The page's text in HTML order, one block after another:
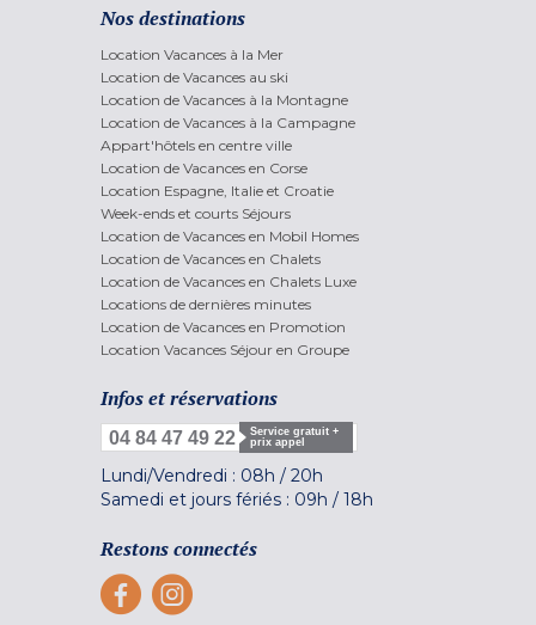
Nos destinations
Location Vacances à la Mer
Location de Vacances au ski
Location de Vacances à la Montagne
Location de Vacances à la Campagne
Appart'hôtels en centre ville
Location de Vacances en Corse
Location Espagne, Italie et Croatie
Week-ends et courts Séjours
Location de Vacances en Mobil Homes
Location de Vacances en Chalets
Location de Vacances en Chalets Luxe
Locations de dernières minutes
Location de Vacances en Promotion
Location Vacances Séjour en Groupe
Infos et réservations
04 84 47 49 22
Service gratuit +
prix appel
Lundi/Vendredi : 08h / 20h
Samedi et jours fériés : 09h / 18h
Restons connectés